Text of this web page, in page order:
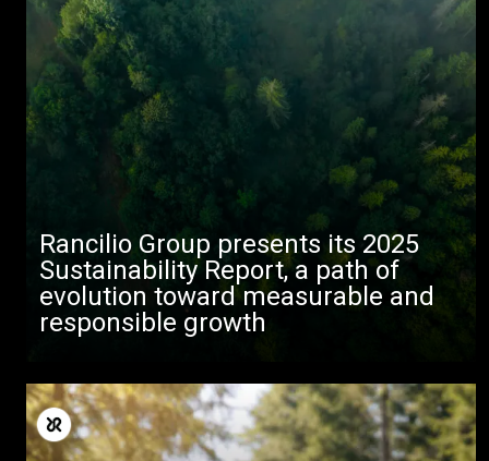
Rancilio Group presents its 2025
Sustainability Report, a path of
evolution toward measurable and
responsible growth
Todos
Productos
Noticias
Descargar